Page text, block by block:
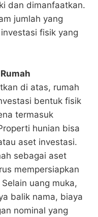
dan dimanfaatkan.
jumlah yang
fisik yang
di atas, rumah
bentuk fisik
termasuk
hunian bisa
aset investasi.
sebagai aset
mempersiapkan
uang muka,
balik nama, biaya
nominal yang